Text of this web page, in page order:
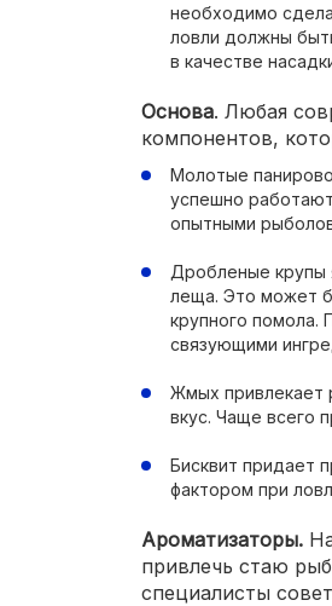
необходимо
ловли должны
в качестве
Основа. Любая
компонентов,
Молотые
успешно
опытными
Дробленые крупы
леща. Это может
крупного помола.
связующими
Жмых привлекает
вкус. Чаще всего
Бисквит придает
фактором при
Ароматизаторы.
привлечь стаю
специалисты